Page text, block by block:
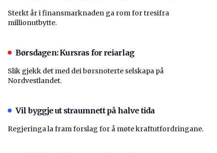
Sterkt år i finansmarknaden ga rom for tresifra
millionutbytte.
Børsdagen: Kursras for reiarlag
Slik gjekk det med dei børsnoterte selskapa på
Nordvestlandet.
Vil byggje ut straumnett på halve tida
Regjeringa la fram forslag for å møte kraftutfordringane.